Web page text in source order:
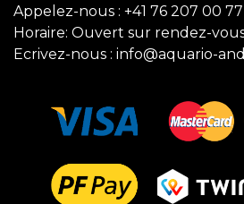
Appelez-nous : +41 76 207 00 77
Horaire: Ouvert sur rendez-
Ecrivez-nous : info@aquario-